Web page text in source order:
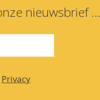
nieuwsbrief ...
Privacy